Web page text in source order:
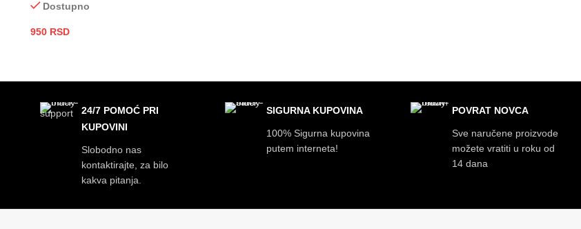
Dostupno
950 RSD
24/7 POMOĆ PRI
KUPOVINI
Slobodno nas
kontaktirajte, za bilo
kakva pitanja.
SIGURNA KUPOVINA
100% Sigurna kupovina
putem interneta!
POVRAT NOVCA
Sve naručene proizvode
možete vratiti u roku od
14 dana